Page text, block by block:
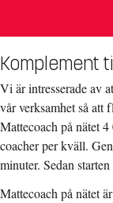
Komplement
Vi är intresserade av
vår verksamhet så att
Mattecoach på nätet
coacher per kväll.
minuter. Sedan
Mattecoach på nätet